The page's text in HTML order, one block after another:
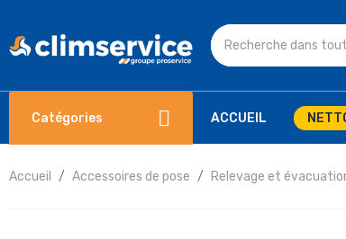
Catégories ACCUEIL
Accueil Accessoires de pose Relevage et